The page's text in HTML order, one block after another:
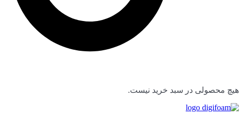
هیچ محصولی در سبد خرید نیست.